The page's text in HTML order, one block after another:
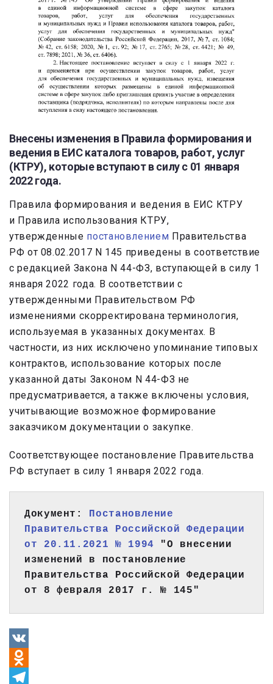
Внесены изменения в Правила формирования и
ведения в ЕИС каталога товаров, работ, услуг
(КТРУ), которые вступают в силу с 01 января
2022 года.
Правила формирования и ведения в ЕИС КТРУ
и Правила использования КТРУ,
утвержденные постановлением Правительства
РФ от 08.02.2017 N 145 приведены в соответствие
с редакцией Закона N 44-ФЗ, вступающей в силу 1
января 2022 года. В соответствии с
утвержденными Правительством РФ
изменениями скорректирована терминология,
используемая в указанных документах. В
частности, из них исключено упоминание типовых
контрактов, использование которых после
указанной даты Законом N 44-ФЗ не
предусматривается, а также включены условия,
учитывающие возможное формирование
заказчиком документации о закупке.
Соответствующее постановление Правительства
РФ вступает в силу 1 января 2022 года.
Документ: Постановление
Правительства Российской Федерации
от 20.11.2021 № 1994
"О внесении
изменений в постановление
Правительства Российской Федерации
от 8 февраля 2017 г. № 145"
VK
Odnoklassniki